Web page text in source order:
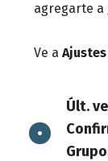
agregarte a
Ve a
Últ.